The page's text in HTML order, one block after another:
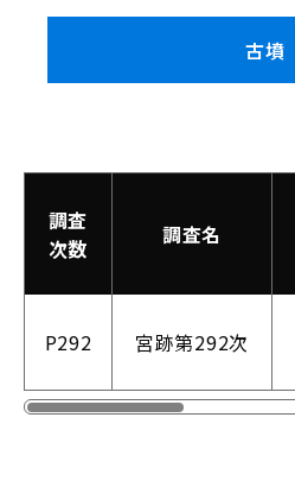
古墳
調査
次数
調査名
P292 宮跡第292次